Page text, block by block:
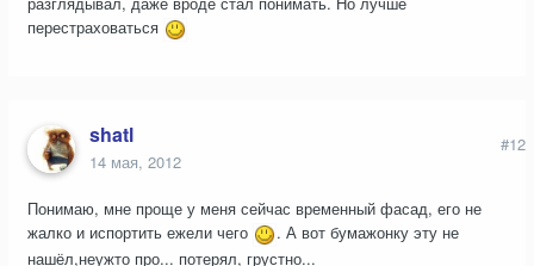
перестраховаться
shatl
14 мая, 2012
#12
Понимаю, мне проще у меня сейчас временный фасад, его не
жалко и испортить ежели чего
. А вот бумажонку эту не
нашёл,неужто про... потерял, грустно...